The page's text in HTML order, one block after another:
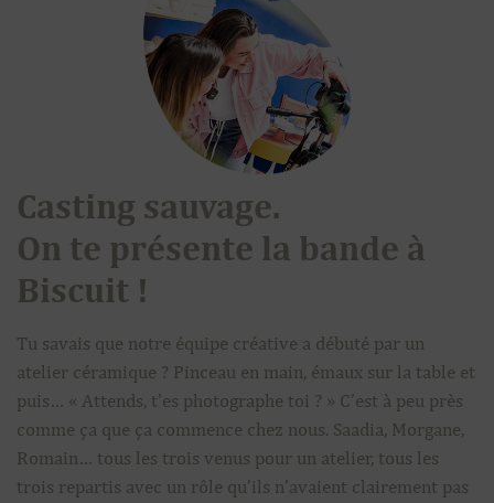
Casting sauvage.
On te présente la bande à
Biscuit !
Tu savais que notre équipe créative a débuté par un
atelier céramique ? Pinceau en main, émaux sur la table et
puis… « Attends, t’es photographe toi ? » C’est à peu près
comme ça que ça commence chez nous. Saadia, Morgane,
Romain… tous les trois venus pour un atelier, tous les
trois repartis avec un rôle qu’ils n’avaient clairement pas